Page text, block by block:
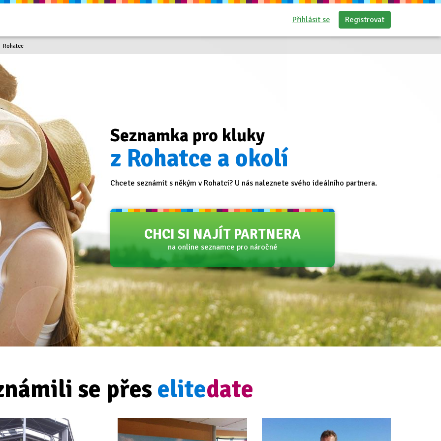
Přihlásit se Registrovat
Seznamka pro kluky
z Rohatce a okolí
Chcete seznámit s někým v Rohatci? U nás naleznete svého ideálního partnera.
CHCI SI NAJÍT PARTNERA
na online seznamce pro náročné
Rohatec
se přes elitedate